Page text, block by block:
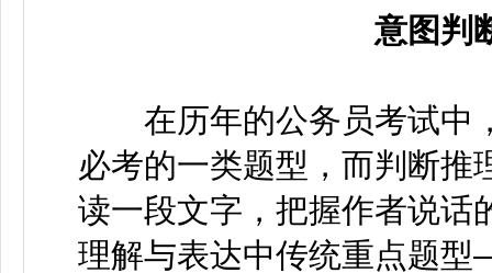
意图判
在历年的公务员考试中
必考的一类题型，而判断推
读一段文字，把握作者说话
理解与表达中传统重点题